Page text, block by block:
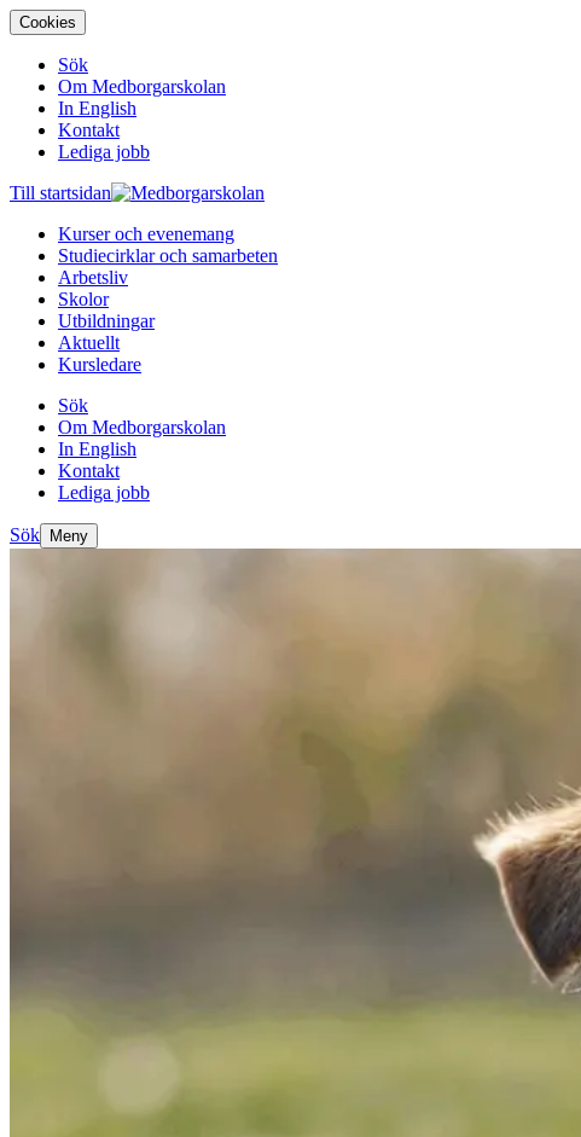
Cookies
Sök
Om Medborgarskolan
In English
Kontakt
Lediga jobb
Till startsidan
Kurser och evenemang
Studiecirklar och samarbeten
Arbetsliv
Skolor
Utbildningar
Aktuellt
Kursledare
Sök
Om Medborgarskolan
In English
Kontakt
Lediga jobb
Sök Meny